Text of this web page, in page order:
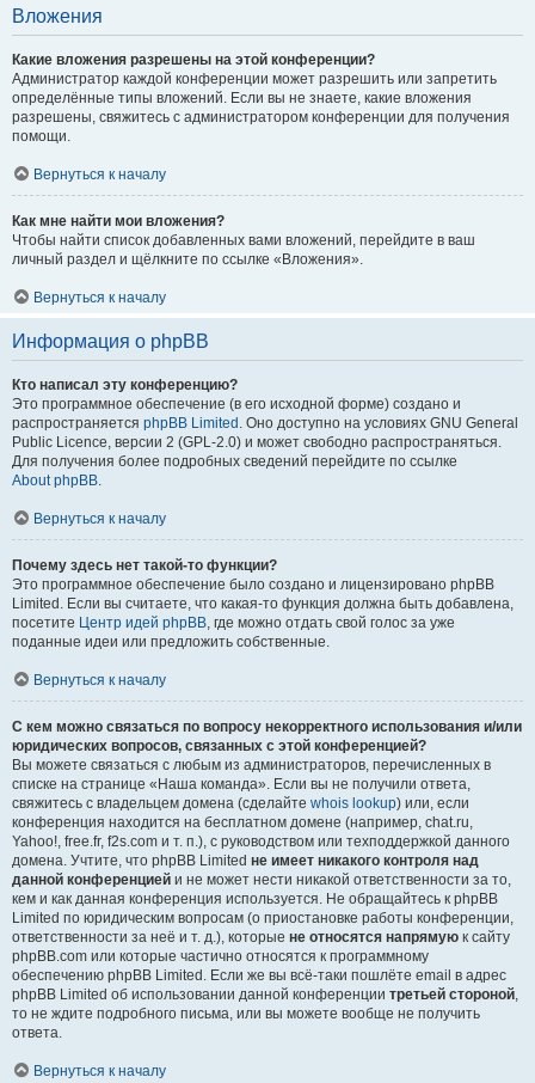
Вложения
Какие вложения разрешены на этой конференции?
Администратор каждой конференции может разрешить или запретить
определённые типы вложений. Если вы не знаете, какие вложения
разрешены, свяжитесь с администратором конференции для получения
помощи.
Вернуться к началу
Как мне найти мои вложения?
Чтобы найти список добавленных вами вложений, перейдите в ваш
личный раздел и щёлкните по ссылке «Вложения».
Вернуться к началу
Информация о phpBB
Кто написал эту конференцию?
Это программное обеспечение (в его исходной форме) создано и
распространяется phpBB Limited . Оно доступно на условиях GNU General
Public Licence, версии 2 (GPL-2.0) и может свободно распространяться.
Для получения более подробных сведений перейдите по ссылке
About phpBB.
Вернуться к началу
Почему здесь нет такой-то функции?
Это программное обеспечение было создано и лицензировано phpBB
Limited. Если вы считаете, что какая-то функция должна быть добавлена,
посетите Центр идей phpBB, где можно отдать свой голос за уже
поданные идеи или предложить собственные.
Вернуться к началу
С кем можно связаться по вопросу некорректного использования и/или
юридических вопросов, связанных с этой конференцией?
Вы можете связаться с любым из администраторов, перечисленных в
списке на странице «Наша команда». Если вы не получили ответа,
свяжитесь с владельцем домена (сделайте whois lookup) или, если
конференция находится на бесплатном домене (например, chat.ru,
Yahoo!, free.fr, f2s.com и т. п.), с руководством или техподдержкой данного
домена. Учтите, что phpBB Limited не имеет никакого контроля над
данной конференцией и не может нести никакой ответственности за то,
кем и как данная конференция используется. Не обращайтесь к phpBB
Limited по юридическим вопросам (о приостановке работы конференции,
ответственности за неё и т. д.), которые не относятся напрямую к сайту
phpBB.com или которые частично относятся к программному
обеспечению phpBB Limited. Если же вы всё-таки пошлёте email в адрес
phpBB Limited об использовании данной конференции третьей стороной,
то не ждите подробного письма, или вы можете вообще не получить
ответа.
Вернуться к началу